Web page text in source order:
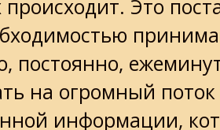
происходит. Это
постоянно,
на огромный поток
информации,